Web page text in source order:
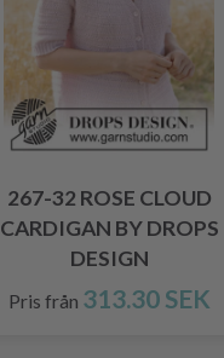
267-32 ROSE CLOUD
CARDIGAN BY DROPS
DESIGN
Pris från 313.30 SEK